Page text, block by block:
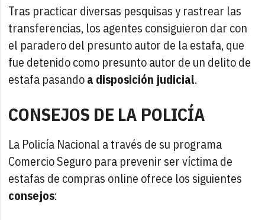
Tras practicar diversas pesquisas y rastrear las
transferencias, los agentes consiguieron dar con
el paradero del presunto autor de la estafa, que
fue detenido como presunto autor de un delito de
estafa pasandoa disposición judicial.
CONSEJOS DE LA POLICÍA
La Policía Nacional a través de su programa
Comercio Seguro para prevenir ser víctima de
estafas de compras online ofrece los siguientes
consejos: